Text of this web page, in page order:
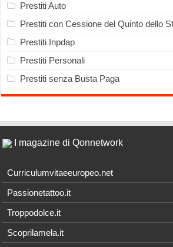
Prestiti Auto
Prestiti con Cessione del Quinto dello
Prestiti Inpdap
Prestiti Personali
Prestiti senza Busta Paga
I magazine di Qonnetwork
Curriculumvitaeeuropeo.net
Passionetattoo.it
Troppodolce.it
Scoprilamela.it